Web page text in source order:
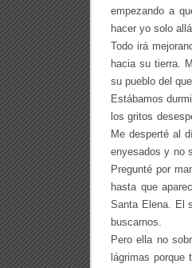
empezando a
hacer yo solo
Todo irá
hacia su tierra.
su pueblo del
Estábamos
los gritos
Me desperté al
enyesados y no
Pregunté por
hasta que
Santa Elena. El
buscarnos.
Pero ella no
lágrimas